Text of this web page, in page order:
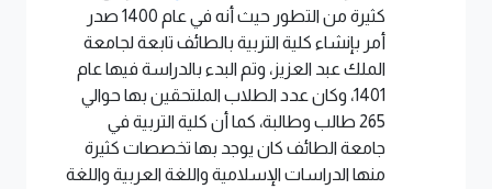
كثيرة من التطور حيث أنه في عام 1400 صدر
أمر بإنشاء كلية التربية بالطائف تابعة لجامعة
الملك عبد العزيز، وتم البدء بالدراسة فيها عام
1401، وكان عدد الطلاب الملتحقين بها حوالي
265 طالب وطالبة، كما أن كلية التربية في
جامعة الطائف كان يوجد بها تخصصات كثيرة
منها الدراسات الإسلامية واللغة العربية واللغة